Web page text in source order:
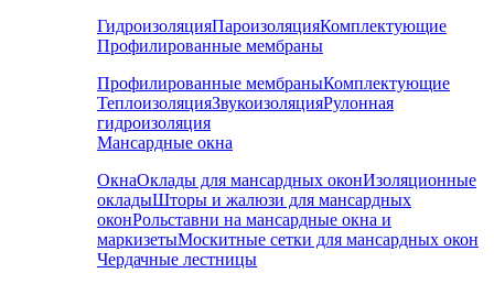
ГидроизоляцияПароизоляцияКомплектующие
Профилированные мембраны
Профилированные мембраныКомплектующие
ТеплоизоляцияЗвукоизоляцияРулонная
гидроизоляция
Мансардные окна
ОкнаОклады для мансардных оконИзоляционные
окладыШторы и жалюзи для мансардных
оконРольставни на мансардные окна и
маркизетыМоскитные сетки для мансардных окон
Чердачные лестницы